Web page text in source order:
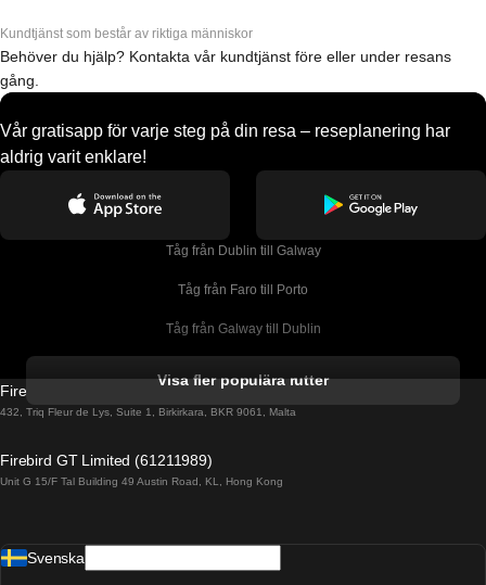
Kundtjänst som består av riktiga människor
Behöver du hjälp? Kontakta vår kundtjänst före eller under resans
gång.
Vår gratisapp för varje steg på din resa – reseplanering har
aldrig varit enklare!
Tåg från Dublin till Galway
Tåg från Faro till Porto
Tåg från Galway till Dublin
Tåg från Porto till Faro
Tåg från Barcelona till Madrid
Visa fler populära rutter
Firebird GT Limited (OC 1451)
432, Triq Fleur de Lys, Suite 1, Birkirkara, BKR 9061, Malta
Firebird GT Limited (61211989)
Unit G 15/F Tal Building 49 Austin Road, KL, Hong Kong
Svenska